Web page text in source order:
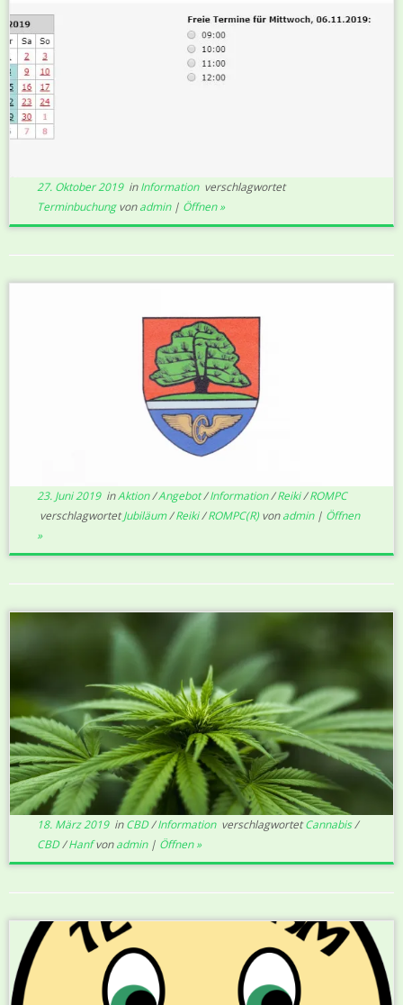
27. Oktober 2019inInformation verschlagwortet
Terminbuchungvonadmin| Öffnen »
23. Juni 2019inAktion/Angebot/Information/Reiki/ROMPC
verschlagwortetJubiläum/Reiki/ROMPC(R)vonadmin| Öffnen
»
18. März 2019inCBD/Information verschlagwortetCannabis/
CBD/Hanfvonadmin| Öffnen »